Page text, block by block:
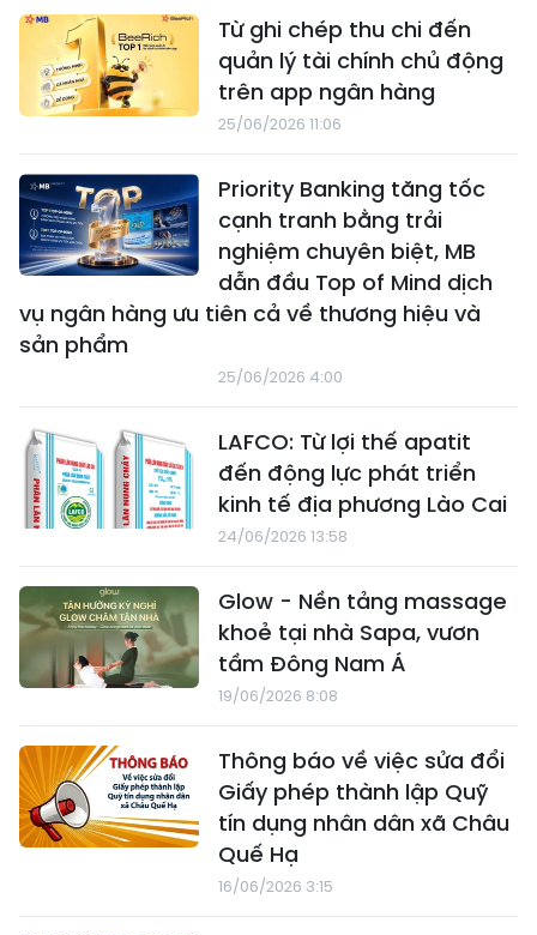
Từ ghi chép thu chi đến
quản lý tài chính chủ động
trên app ngân hàng
25/06/2026 11:06
Priority Banking tăng tốc
cạnh tranh bằng trải
nghiệm chuyên biệt, MB
dẫn đầu Top of Mind dịch
vụ ngân hàng ưu tiên cả về thương hiệu và
sản phẩm
25/06/2026 4:00
LAFCO: Từ lợi thế apatit
đến động lực phát triển
kinh tế địa phương Lào Cai
24/06/2026 13:58
Glow - Nền tảng massage
khoẻ tại nhà Sapa, vươn
tầm Đông Nam Á
19/06/2026 8:08
Thông báo về việc sửa đổi
Giấy phép thành lập Quỹ
tín dụng nhân dân xã Châu
Quế Hạ
16/06/2026 3:15